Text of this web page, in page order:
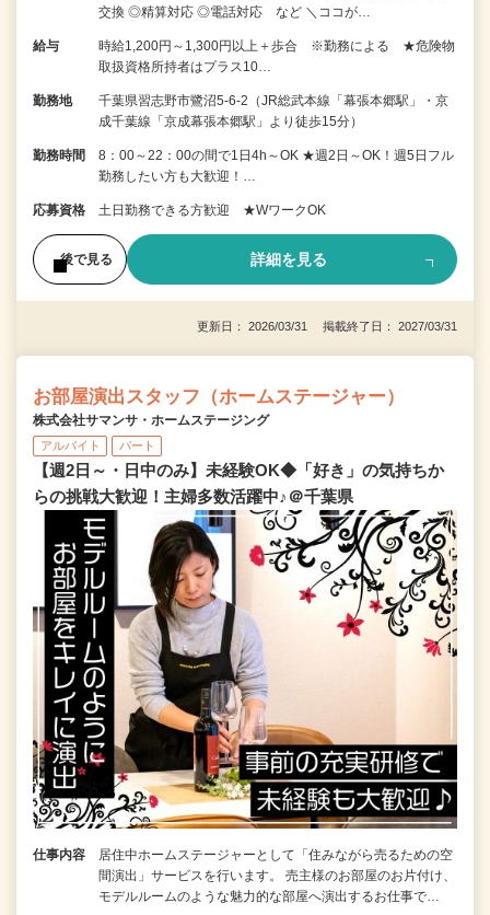
交換 ◎精算対応 ◎電話対応 など ＼ココが…
給与
時給1,200円～1,300円以上＋歩合 ※勤務による ★危険物
取扱資格所持者はプラス10…
勤務地
千葉県習志野市鷺沼5-6-2（JR総武本線「幕張本郷駅」・京
成千葉線「京成幕張本郷駅」より徒歩15分）
勤務時間
8：00～22：00の間で1日4h～OK ★週2日～OK！週5日フル
勤務したい方も大歓迎！…
応募資格 土日勤務できる方歓迎 ★WワークOK
後で見る 詳細を見る
更新日： 2026/03/31 掲載終了日： 2027/03/31
お部屋演出スタッフ（ホームステージャー）
株式会社サマンサ・ホームステージング
アルバイト パート
【週2日～・日中のみ】未経験OK◆「好き」の気持ちか
らの挑戦大歓迎！主婦多数活躍中♪＠千葉県
仕事内容
居住中ホームステージャーとして「住みながら売るための空
間演出」サービスを行います。 売主様のお部屋のお片付け、
モデルルームのような魅力的な部屋へ演出するお仕事で…